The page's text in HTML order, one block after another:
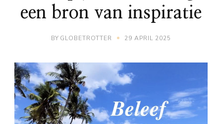
een bron van inspiratie
BY GLOBETROTTER 29 APRIL 2025